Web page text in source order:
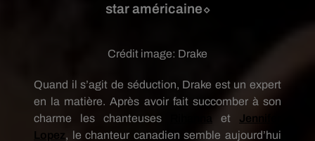
star américaine⬦
Crédit image: Drake
Quand il s’agit de séduction, Drake est un expert
en la matière. Après avoir fait succomber à son
charme les chanteuses
et Jennifer
Lopez, le chanteur canadien semble aujourd’hui